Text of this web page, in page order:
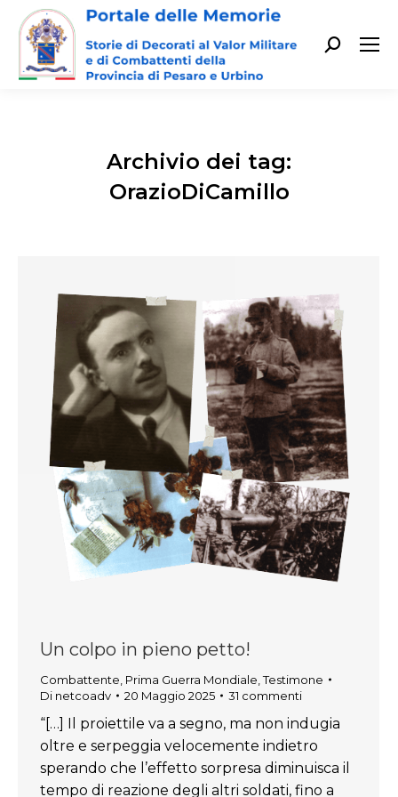
Cerca:
Archivio dei tag:
OrazioDiCamillo
Un colpo in pieno petto!
Combattente Prima Guerra Mondiale ,Testimone
Di netcoadv 20 Maggio 2025 31 commenti
“[…] Il proiettile va a segno, ma non indugia
oltre e serpeggia velocemente indietro
sperando che l’effetto sorpresa diminuisca il
tempo di reazione degli altri soldati, fino a